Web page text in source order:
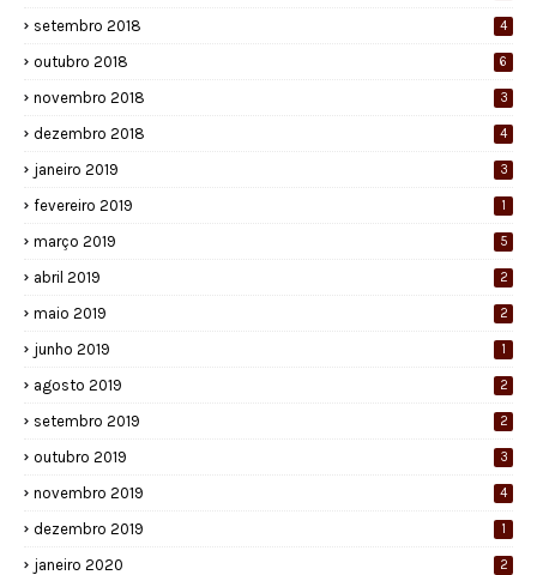
setembro 2018 4
outubro 2018 6
novembro 2018 3
dezembro 2018 4
janeiro 2019 3
fevereiro 2019 1
março 2019 5
abril 2019 2
maio 2019 2
junho 2019 1
agosto 2019 2
setembro 2019 2
outubro 2019 3
novembro 2019 4
dezembro 2019 1
janeiro 2020 2